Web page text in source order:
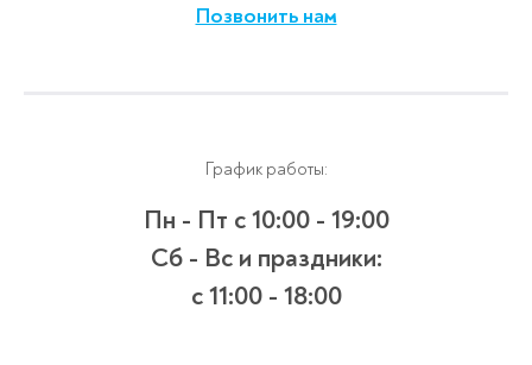
Позвонить нам
График работы:
Пн - Пт с 10:00 - 19:00
Сб - Вс и праздники:
c 11:00 - 18:00